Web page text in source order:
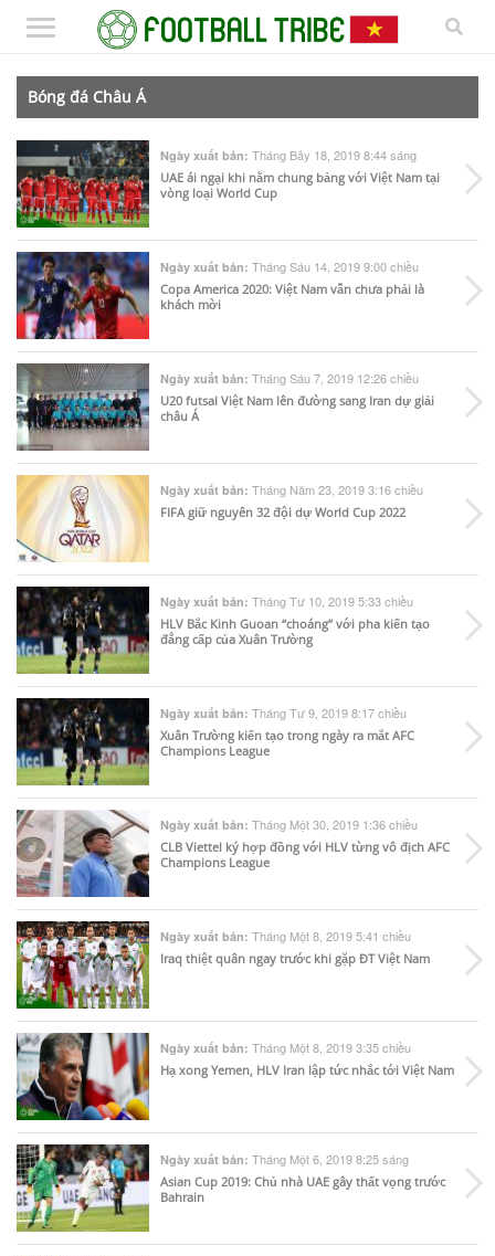
Bóng đá Châu Á
Ngày xuất bản: Tháng Bảy 18, 2019 8:44 sáng
UAE ái ngại khi nằm chung bảng với Việt Nam tại
vòng loại World Cup
Ngày xuất bản: Tháng Sáu 14, 2019 9:00 chiều
Copa America 2020: Việt Nam vẫn chưa phải là
khách mời
Ngày xuất bản: Tháng Sáu 7, 2019 12:26 chiều
U20 futsal Việt Nam lên đường sang Iran dự giải
châu Á
Ngày xuất bản: Tháng Năm 23, 2019 3:16 chiều
FIFA giữ nguyên 32 đội dự World Cup 2022
Ngày xuất bản: Tháng Tư 10, 2019 5:33 chiều
HLV Bắc Kinh Guoan “choáng” với pha kiến tạo
đẳng cấp của Xuân Trường
Ngày xuất bản: Tháng Tư 9, 2019 8:17 chiều
Xuân Trường kiến tạo trong ngày ra mắt AFC
Champions League
Ngày xuất bản: Tháng Một 30, 2019 1:36 chiều
CLB Viettel ký hợp đồng với HLV từng vô địch AFC
Champions League
Ngày xuất bản: Tháng Một 8, 2019 5:41 chiều
Iraq thiệt quân ngay trước khi gặp ĐT Việt Nam
Ngày xuất bản: Tháng Một 8, 2019 3:35 chiều
Hạ xong Yemen, HLV Iran lập tức nhắc tới Việt Nam
Ngày xuất bản: Tháng Một 6, 2019 8:25 sáng
Asian Cup 2019: Chủ nhà UAE gây thất vọng trước
Bahrain